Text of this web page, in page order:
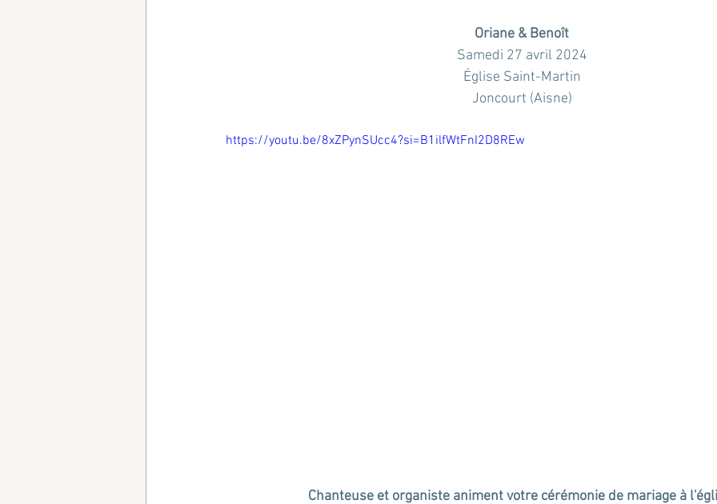
Oriane & Benoît
Samedi 27 avril 2024
Église Saint-Martin
Joncourt (Aisne)
https://youtu.be/8xZPynSUcc4?si=B1ilfWtFnI2D8REw
Chanteuse et organiste animent votre cérémonie de mariage à